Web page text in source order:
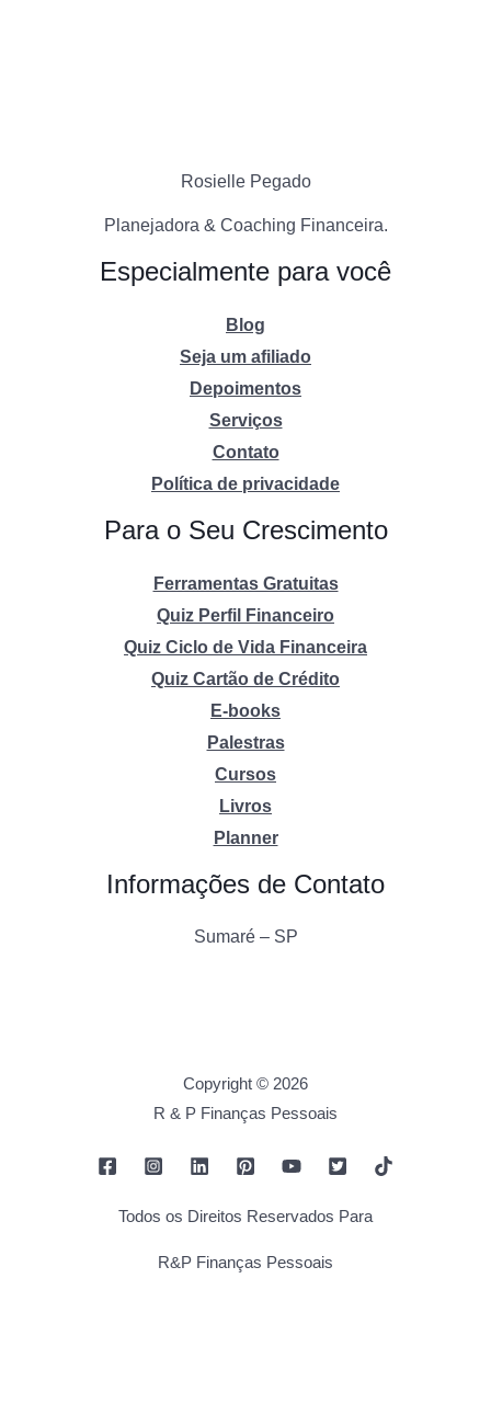
Rosielle Pegado
Planejadora & Coaching Financeira.
Especialmente para você
Blog
Seja um afiliado
Depoimentos
Serviços
Contato
Política de privacidade
Para o Seu Crescimento
Ferramentas Gratuitas
Quiz Perfil Financeiro
Quiz Ciclo de Vida Financeira
Quiz Cartão de Crédito
E-books
Palestras
Cursos
Livros
Planner
Informações de Contato
Sumaré – SP
Copyright © 2026
R & P Finanças Pessoais
Todos os Direitos Reservados Para
R&P Finanças Pessoais